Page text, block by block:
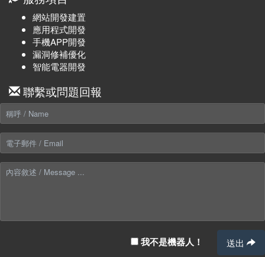
網站開發建置
應用程式開發
手機APP開發
漏洞修補優化
智能電器開發
聯繫或問題回報
我不是機器人！ 送出